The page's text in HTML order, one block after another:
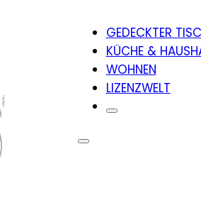
GEDECKTER
KÜCHE &
WOHNEN
LIZENZWELT